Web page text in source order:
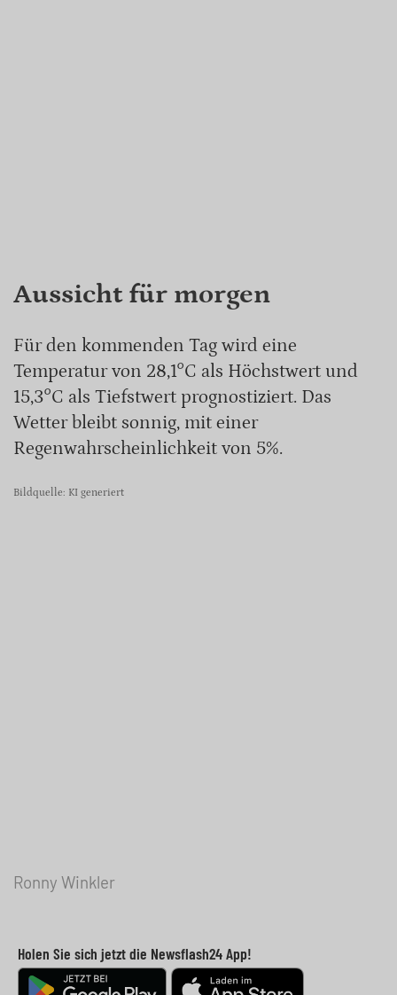
Aussicht für morgen
Für den kommenden Tag wird eine
Temperatur von 28,1°C als Höchstwert und
15,3°C als Tiefstwert prognostiziert. Das
Wetter bleibt sonnig, mit einer
Regenwahrscheinlichkeit von 5%.
Bildquelle: KI generiert
Ronny Winkler
Holen Sie sich jetzt die Newsflash24 App!